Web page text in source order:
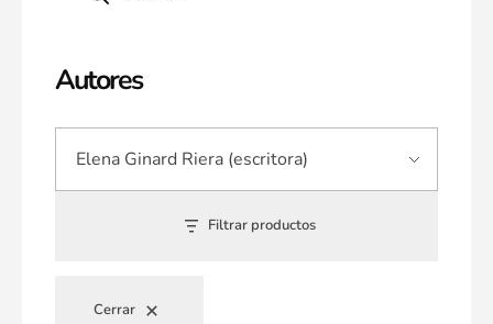
Autores
Filtrar productos
Cerrar